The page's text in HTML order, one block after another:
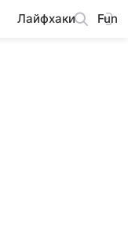
Лайфхаки Fun